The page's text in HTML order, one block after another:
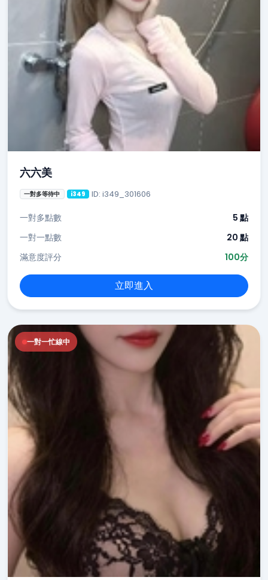
六六美
一對多等待中 i349 ID: i349_301606
一對多點數
5 點
一對一點數
20 點
滿意度評分
100分
立即進入
一對一忙線中